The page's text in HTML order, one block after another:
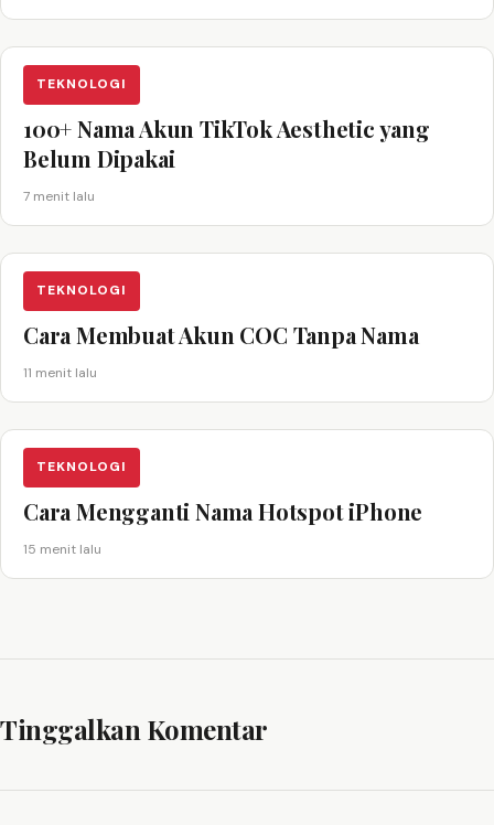
TEKNOLOGI
100+ Nama Akun TikTok Aesthetic yang
Belum Dipakai
7 menit lalu
TEKNOLOGI
Cara Membuat Akun COC Tanpa Nama
11 menit lalu
TEKNOLOGI
Cara Mengganti Nama Hotspot iPhone
15 menit lalu
Tinggalkan Komentar